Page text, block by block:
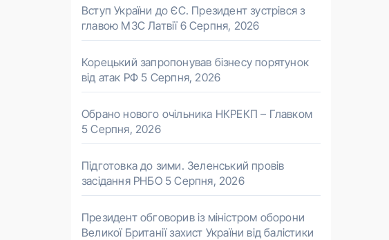
Вступ України до ЄС. Президент зустрівся з
главою МЗС Латвії 6 Серпня, 2026
Корецький запропонував бізнесу порятунок
від атак РФ 5 Серпня, 2026
Обрано нового очільника НКРЕКП – Главком
5 Серпня, 2026
Підготовка до зими. Зеленський провів
засідання РНБО 5 Серпня, 2026
Президент обговорив із міністром оборони
Великої Британії захист України від балістики